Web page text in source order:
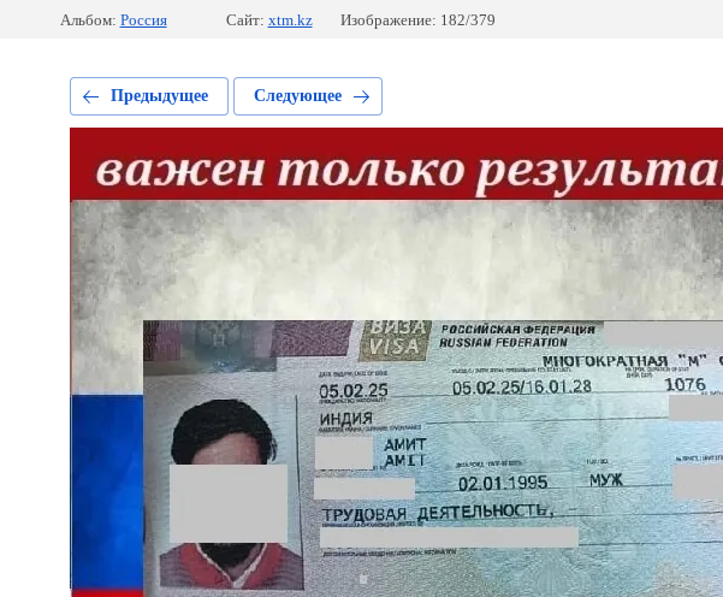
Альбом: Россия Сайт: xtm.kz Изображение: 182/379
Предыдущее Следующее